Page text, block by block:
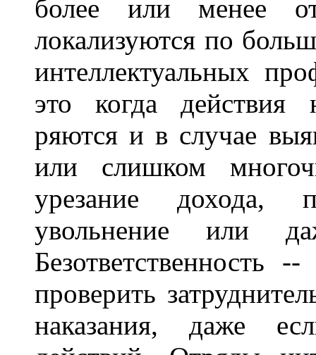
более или менее
локализуются по
интеллектуальных
это когда действия
ряются и в случае
или слишком
урезание дохода,
увольнение или
Безответственность
проверить
наказания, даже